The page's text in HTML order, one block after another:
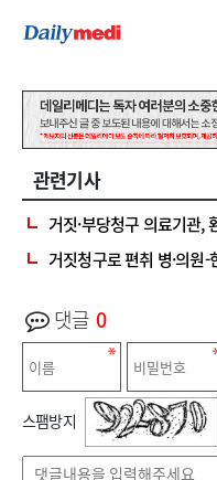
관련기사
거짓·부당청구 의료기관,
거짓청구로 편취 병·의원
댓글 0
스팸방지